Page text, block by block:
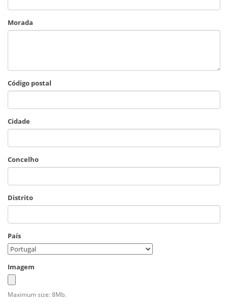
Morada
Código postal
Cidade
Concelho
Distrito
País
Imagem
Maximum size: 8Mb.